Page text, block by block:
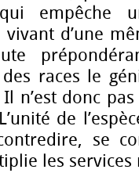
empêche
d’une
races le
n’est donc
de
se
les services